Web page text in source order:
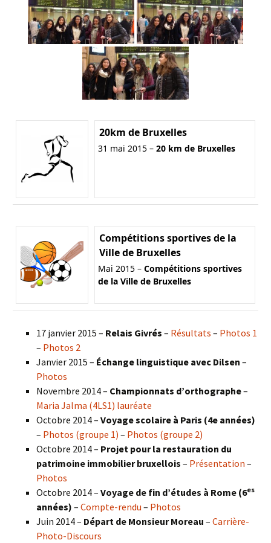
20km de Bruxelles
31 mai 2015 – 20 km de Bruxelles
Compétitions sportives de la
Ville de Bruxelles
Mai 2015 – Compétitions sportives
de la Ville de Bruxelles
17 janvier 2015 – Relais Givrés – Résultats – Photos 1
– Photos 2
Janvier 2015 – Échange linguistique avec Dilsen –
Photos
Novembre 2014 – Championnats d’orthographe–
Maria Jalma (4LS1) lauréate
Octobre 2014 – Voyage scolaire à Paris (4e années)
– Photos (groupe 1) – Photos (groupe 2)
Octobre 2014 – Projet pour la restauration du
patrimoine immobilier bruxellois – Présentation –
Photos
Octobre 2014 – Voyage de fin d’études à Rome (6es
années) – Compte-rendu – Photos
Juin 2014 – Départ de Monsieur Moreau – Carrière-
Photo-Discours